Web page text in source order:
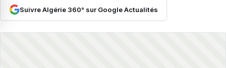
Suivre Algérie 360° sur Google Actualités